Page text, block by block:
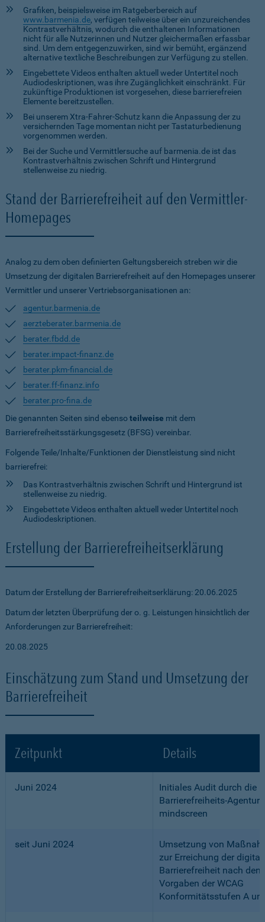
Grafiken, beispielsweise im Ratgeberbereich auf
www.barmenia.de, verfügen teilweise über ein unzureichendes
Kontrastverhältnis, wodurch die enthaltenen Informationen
nicht für alle Nutzerinnen und Nutzer gleichermaßen erfassbar
sind. Um dem entgegenzuwirken, sind wir bemüht, ergänzend
alternative textliche Beschreibungen zur Verfügung zu stellen.
Eingebettete Videos enthalten aktuell weder Untertitel noch
Audiodeskriptionen, was ihre Zugänglichkeit einschränkt. Für
zukünftige Produktionen ist vorgesehen, diese barrierefreien
Elemente bereitzustellen.
Bei unserem Xtra-Fahrer-Schutz kann die Anpassung der zu
versichernden Tage momentan nicht per Tastaturbedienung
vorgenommen werden.
Bei der Suche und Vermittlersuche auf barmenia.de ist das
Kontrastverhältnis zwischen Schrift und Hintergrund
stellenweise zu niedrig.
Stand der Barrierefreiheit auf den Vermittler-
Homepages
Analog zu dem oben definierten Geltungsbereich streben wir die
Umsetzung der digitalen Barrierefreiheit auf den Homepages unserer
Vermittler und unserer Vertriebsorganisationen an:
agentur.barmenia.de
aerzteberater.barmenia.de
berater.fbdd.de
berater.impact-finanz.de
berater.pkm-financial.de
berater.ff-finanz.info
berater.pro-fina.de
Die genannten Seiten sind ebensoteilweise mit dem
Barrierefreiheitsstärkungsgesetz (BFSG) vereinbar.
Folgende Teile/Inhalte/Funktionen der Dienstleistung sind nicht
barrierefrei:
Das Kontrastverhältnis zwischen Schrift und Hintergrund ist
stellenweise zu niedrig.
Eingebettete Videos enthalten aktuell weder Untertitel noch
Audiodeskriptionen.
Erstellung der Barrierefreiheitserklärung
Datum der Erstellung der Barrierefreiheitserklärung: 20.06.2025
Datum der letzten Überprüfung der o. g. Leistungen hinsichtlich der
Anforderungen zur Barrierefreiheit:
20.08.2025
Einschätzung zum Stand und Umsetzung der
Barrierefreiheit
Zeitpunkt Details
Juni 2024
Initiales Audit durch die
Barrierefreiheits-Agentur
mindscreen
seit Juni 2024
Umsetzung von
zur Erreichung der
Barrierefreiheit nach den
Vorgaben der WCAG
Konformitätsstufen A